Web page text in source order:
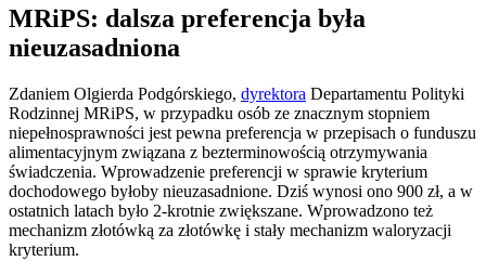
MRiPS: dalsza preferencja była
nieuzasadniona
Zdaniem Olgierda Podgórskiego, dyrektora Departamentu Polityki
Rodzinnej MRiPS, w przypadku osób ze znacznym stopniem
niepełnosprawności jest pewna preferencja w przepisach o funduszu
alimentacyjnym związana z bezterminowością otrzymywania
świadczenia. Wprowadzenie preferencji w sprawie kryterium
dochodowego byłoby nieuzasadnione. Dziś wynosi ono 900 zł, a w
ostatnich latach było 2-krotnie zwiększane. Wprowadzono też
mechanizm złotówką za złotówkę i stały mechanizm waloryzacji
kryterium.